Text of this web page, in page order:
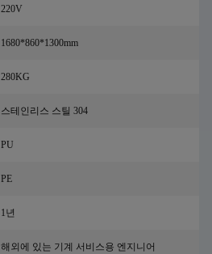
220V
1680*860*1300mm
280KG
스테인리스 스틸 304
PU
PE
1년
해외에 있는 기계 서비스용 엔지니어